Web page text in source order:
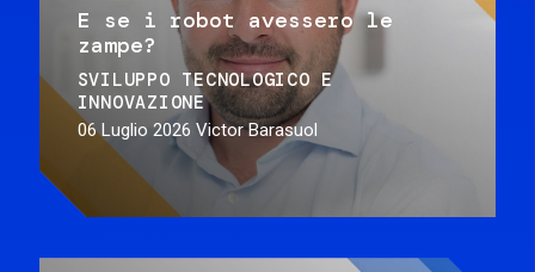
E se i robot avessero le
zampe?
SVILUPPO TECNOLOGICO E
INNOVAZIONE
06 Luglio 2026 Victor Barasuol